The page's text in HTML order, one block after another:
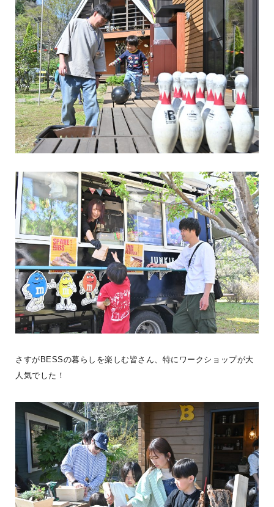
《風のログ 完成！》あれから約2か月。ついに「風のログ」のお引
渡しを迎えました。青空を突き抜けるようにたたずむ、深い軒「キ
ャンティ屋根」に玄 ...続きを読む
BESS新潟 LOGWAYだより 施工事例 BESSの家
全国のBESS
木の家ライフ
シェア
2026年08月07日
BESS博多
福岡県福岡市
hakata.bess.jp
さすがBESSの暮らしを楽しむ皆さん、特にワークショップが大
人気でした！